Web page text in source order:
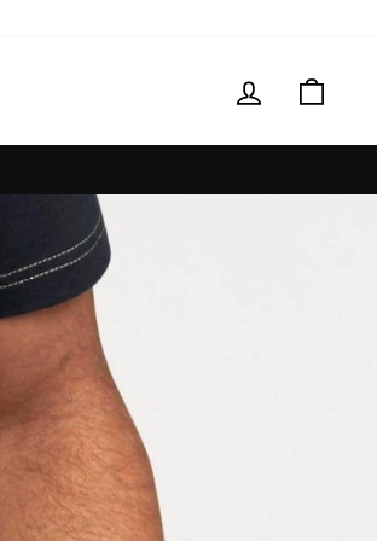
Log in